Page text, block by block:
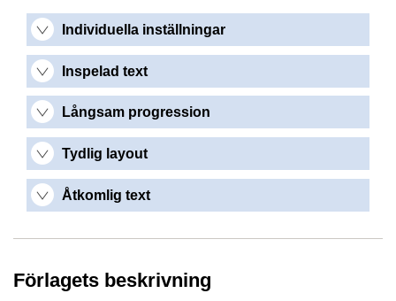
Individuella inställningar
Inspelad text
Långsam progression
Tydlig layout
Åtkomlig text
Förlagets beskrivning